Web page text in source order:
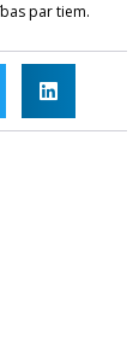
par tiem.